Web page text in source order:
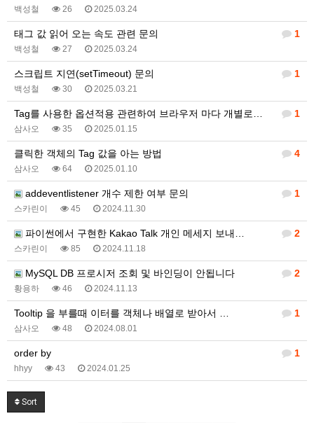
백성철 26 2025.03.24
1
태그 값 읽어 오는 속도 관련 문의
백성철 27 2025.03.24
1
스크립트 지연(setTimeout) 문의
백성철 30 2025.03.21
1
Tag를 사용한 옵션적용 관련하여 브라우저 마다 개별로…
삼사오 35 2025.01.15
4
클릭한 객체의 Tag 값을 아는 방법
삼사오 64 2025.01.10
1
addeventlistener 개수 제한 여부 문의
스카린이 45 2024.11.30
2
파이썬에서 구현한 Kakao Talk 개인 메세지 보내…
스카린이 85 2024.11.18
2
MySQL DB 프로시저 조회 및 바인딩이 안됩니다
황용하 46 2024.11.13
1
Tooltip 을 부를때 이터를 객체나 배열로 받아서 …
삼사오 48 2024.08.01
1
order by
hhyy 43 2024.01.25
Sort